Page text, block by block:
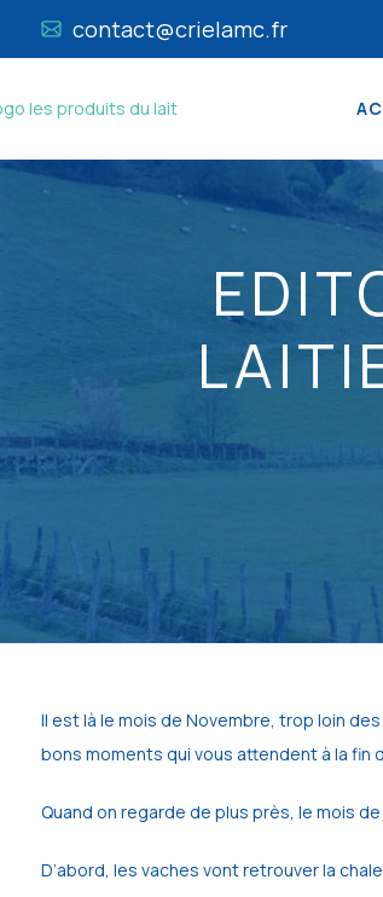
contact@crielamc.fr
Il est là le mois de Novembre, trop loin
bons moments qui vous attendent à la fin
Quand on regarde de plus près, le mois
D’abord, les vaches vont retrouver la